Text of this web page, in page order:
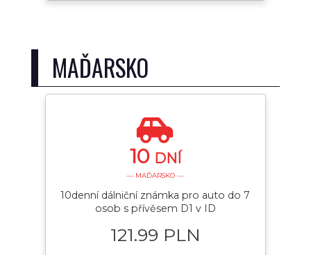
MAĎARSKO
10 DNÍ
— MAĎARSKO —
10denní dálniční známka pro auto do 7
osob s přívěsem D1 v ID
121.99 PLN